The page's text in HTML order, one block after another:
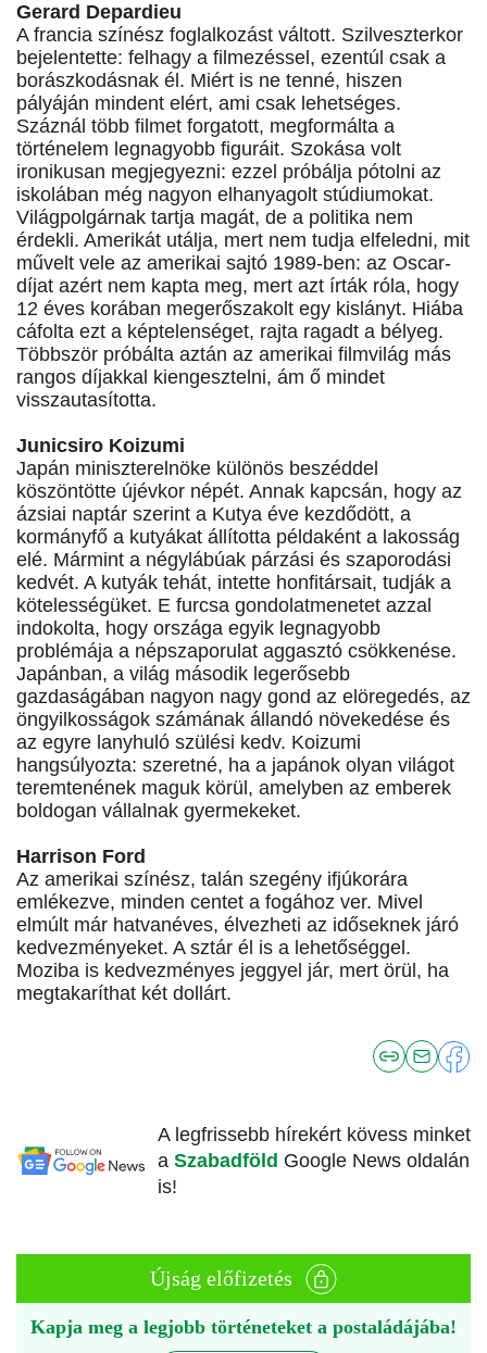
Gerard Depardieu
A francia színész foglalkozást váltott. Szilveszterkor
bejelentette: felhagy a filmezéssel, ezentúl csak a
borászkodásnak él. Miért is ne tenné, hiszen
pályáján mindent elért, ami csak lehetséges.
Száznál több filmet forgatott, megformálta a
történelem legnagyobb figuráit. Szokása volt
ironikusan megjegyezni: ezzel próbálja pótolni az
iskolában még nagyon elhanyagolt stúdiumokat.
Világpolgárnak tartja magát, de a politika nem
érdekli. Amerikát utálja, mert nem tudja elfeledni, mit
művelt vele az amerikai sajtó 1989-ben: az Oscar-
díjat azért nem kapta meg, mert azt írták róla, hogy
12 éves korában megerőszakolt egy kislányt. Hiába
cáfolta ezt a képtelenséget, rajta ragadt a bélyeg.
Többször próbálta aztán az amerikai filmvilág más
rangos díjakkal kiengesztelni, ám ő mindet
visszautasította.
Junicsiro Koizumi
Japán miniszterelnöke különös beszéddel
köszöntötte újévkor népét. Annak kapcsán, hogy az
ázsiai naptár szerint a Kutya éve kezdődött, a
kormányfő a kutyákat állította példaként a lakosság
elé. Mármint a négylábúak párzási és szaporodási
kedvét. A kutyák tehát, intette honfitársait, tudják a
kötelességüket. E furcsa gondolatmenetet azzal
indokolta, hogy országa egyik legnagyobb
problémája a népszaporulat aggasztó csökkenése.
Japánban, a világ második legerősebb
gazdaságában nagyon nagy gond az elöregedés, az
öngyilkosságok számának állandó növekedése és
az egyre lanyhuló szülési kedv. Koizumi
hangsúlyozta: szeretné, ha a japánok olyan világot
teremtenének maguk körül, amelyben az emberek
boldogan vállalnak gyermekeket.
Harrison Ford
Az amerikai színész, talán szegény ifjúkorára
emlékezve, minden centet a fogához ver. Mivel
elmúlt már hatvanéves, élvezheti az időseknek járó
kedvezményeket. A sztár él is a lehetőséggel.
Moziba is kedvezményes jeggyel jár, mert örül, ha
megtakaríthat két dollárt.
A legfrissebb hírekért kövess minket
a Szabadföld Google News oldalán
is!
Újság előfizetés
Kapja meg a legjobb történeteket a postaládájába!